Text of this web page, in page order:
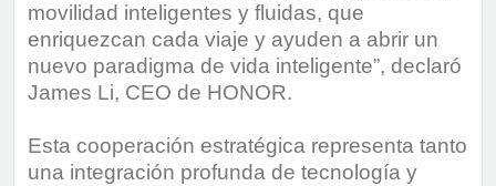
movilidad inteligentes y fluidas, que
enriquezcan cada viaje y ayuden a abrir un
nuevo paradigma de vida inteligente”, declaró
James Li, CEO de HONOR.
Esta cooperación estratégica representa tanto
una integración profunda de tecnología y